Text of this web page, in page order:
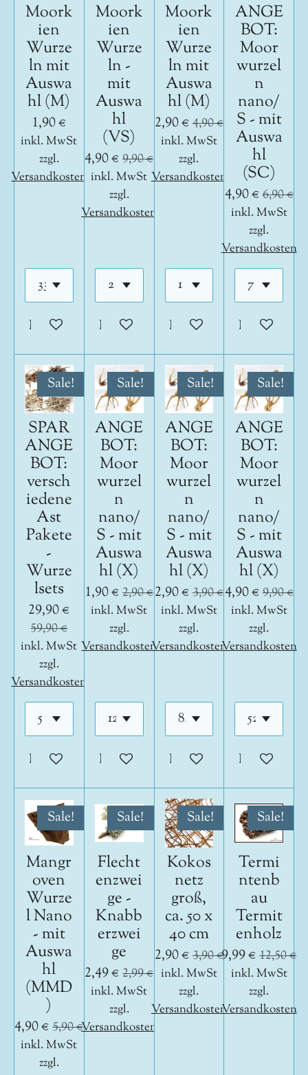
Moork
ien
Wurze
ln mit
Auswa
hl (M)
1,90 €
inkl. MwSt
zzgl.
Versandkosten
In den Warenkorb
Moork
ien
Wurze
ln -
mit
Auswa
hl
(VS)
4,90 € 9,90 €
inkl. MwSt
zzgl.
Versandkosten
In den Warenkorb
Moork
ien
Wurze
ln mit
Auswa
hl (M)
2,90 € 4,90 €
inkl. MwSt
zzgl.
Versandkosten
In den Warenkorb
ANGE
BOT:
Moor
wurzel
n
nano/
S - mit
Auswa
hl
(SC)
4,90 €6,90 €
inkl. MwSt
zzgl.
Versandkosten
In den
Sale!
SPAR
ANGE
BOT:
versch
iedene
Ast
Pakete
-
Wurze
lsets
29,90 €
59,90 €
inkl. MwSt
zzgl.
Versandkosten
In den Warenkorb
Sale!
ANGE
BOT:
Moor
wurzel
n
nano/
S - mit
Auswa
hl (X)
1,90 € 2,90 €
inkl. MwSt
zzgl.
Versandkosten
In den Warenkorb
Sale!
ANGE
BOT:
Moor
wurzel
n
nano/
S - mit
Auswa
hl (X)
2,90 € 3,90 €
inkl. MwSt
zzgl.
Versandkosten
In den Warenkorb
Sale!
ANGE
BOT:
Moor
wurzel
n
nano/
S - mit
Auswa
hl (X)
4,90 €9,90 €
inkl. MwSt
zzgl.
Versandkosten
In den
Sale!
Mangr
oven
Wurze
l Nano
- mit
Auswa
hl
(MMD
)
4,90 € 5,90 €
inkl. MwSt
zzgl.
Sale!
Flecht
enzwei
ge -
Knabb
erzwei
ge
2,49 € 2,99 €
inkl. MwSt
zzgl.
Versandkosten
Sale!
Kokos
netz
groß,
ca. 50 x
40 cm
2,90 € 3,90 €
inkl. MwSt
zzgl.
Versandkosten
Sale!
Termi
ntenb
au
Termit
enholz
9,99 € 12,50 €
inkl. MwSt
zzgl.
Versandkosten